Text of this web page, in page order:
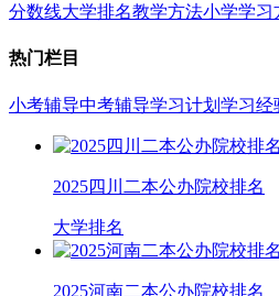
分数线大学排名教学方法小学学习
热门栏目
小考辅导中考辅导学习计划 学习经
2025四川二本公办院校排名
大学排名
2025河南二本公办院校排名